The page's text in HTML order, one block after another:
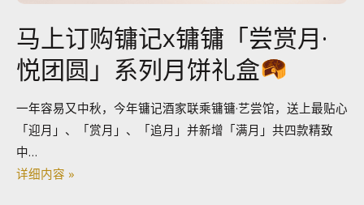
马上订购镛记x镛镛「尝赏月·
悦团圆」系列月饼礼盒
一年容易又中秋，今年镛记酒家联乘镛镛·艺尝馆，送上最贴心
「迎月」、「赏月」、「追月」并新增「满月」共四款精致
中…
详细内容 »